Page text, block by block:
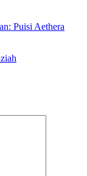
Puisi Aethera